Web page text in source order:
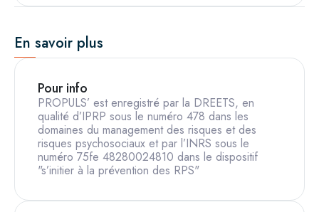
En savoir plus
Pour info
PROPULS’ est enregistré par la DREETS, en
qualité d’IPRP sous le numéro 478 dans les
domaines du management des risques et des
risques psychosociaux et par l’INRS sous le
numéro 75fe 48280024810 dans le dispositif
"s’initier à la prévention des RPS"